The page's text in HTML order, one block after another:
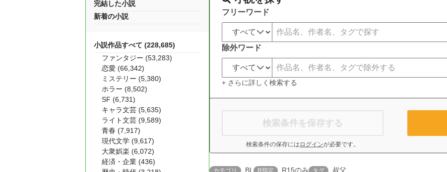
フリーワード
除外ワード
+ さらに詳しく検索する
検索条件を保存する
検索条件の保存には ログインが必要です。
カテゴリ BL R指定 R15のみ タグ 叔父
完結した小説
新着の小説
小説作品すべて (228,685)
ファンタジー (53,283)
恋愛 (66,342)
ミステリー (5,380)
ホラー (8,502)
SF (6,731)
キャラ文芸 (5,635)
ライト文芸 (9,589)
青春 (7,917)
現代文学 (9,617)
大衆娯楽 (6,072)
経済・企業 (436)